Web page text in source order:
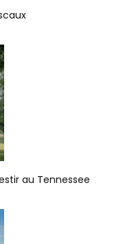
au Tennessee